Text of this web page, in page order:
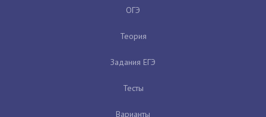
ОГЭ
Теория
Задания ЕГЭ
Тесты
Варианты